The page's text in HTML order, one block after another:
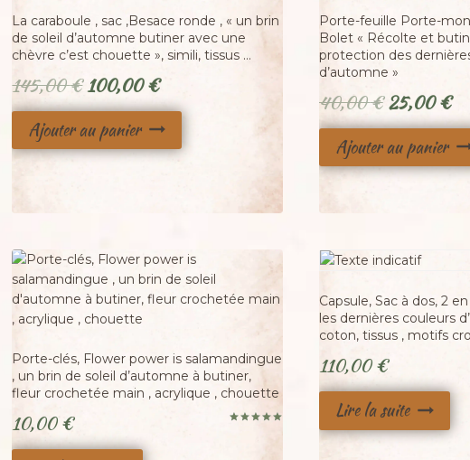
La caraboule , sac ,Besace ronde , « un brin
de soleil d’automne butiner avec une
chèvre c’est chouette », simili, tissus …
145,00€Le
prix
initial
100,00€Le
prix
actuel
est :
Ajouter au panier
Porte-feuille Porte-
Bolet « Récolte et
protection des
d’automne »
40,00€ Le
prix
initial
était :
25,00€Le
Ajouter au panier
Porte-clés, Flower power is salamandingue
, un brin de soleil d’automne à butiner,
fleur crochetée main , acrylique , chouette
10,00€
Adopté
Capsule, Sac à dos, 2
les dernières couleurs
coton, tissus , motifs
110,00€
Lire la suite